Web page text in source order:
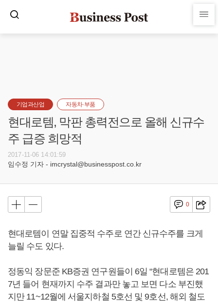
기업과산업 자동차·부품
현대로템, 막판 총력전으로 올해 신규수
주 급증 희망적
2017-11-06 14:01:59
임수정 기자 - imcrystal@businesspost.co.kr
0
현대로템이 연말 집중적 수주로 연간 신규수주를 크게
늘릴 수도 있다.
정동익 장문준 KB증권 연구원들이 6일 “현대로템은 201
7년 들어 현재까지 수주 결과만 놓고 보면 다소 부진했
지만 11~12월에 서울지하철 5호선 및 9호선, 해외 철도